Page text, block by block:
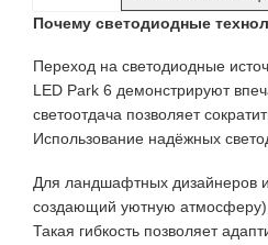
Почему светодиодные
Переход на светодиодные
LED Park 6 демонстрируют
светоотдача позволяет
Использование надёжных
Для ландшафтных дизайнеров
создающий уютную
Такая гибкость позволяет